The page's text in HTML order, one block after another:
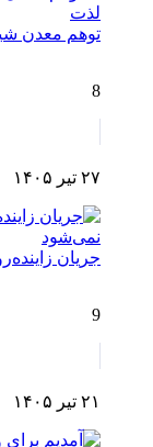
توهم معدن
8
۲۷ تیر ۱۴۰۵
جریان زاینده‌رود تا ۱۵ شهریور ادامه دارد؛
9
۲۱ تیر ۱۴۰۵